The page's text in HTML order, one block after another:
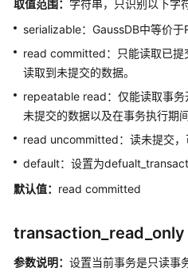
计
费
说
速
入
门
户
南
取值范围： 字符串，只识别以下字
serializable： GaussDB中等价于
read committed：只能读取已提
读取到未提交的数据。
repeatable read：仅能读取事务
未提交的数据以及在事务执行期
read uncommitted：读未提交，
default：设置为
默认值： read committed
transaction_read_only
参数说明： 设置当前事务是只读事务